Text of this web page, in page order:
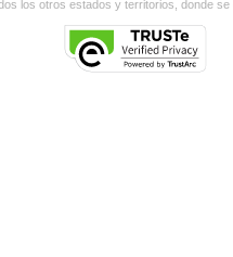
los otros estados y territorios, donde